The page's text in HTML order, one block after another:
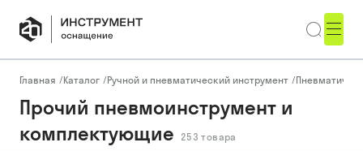
Главная /Каталог /Ручной и пневматический инструмент /
Прочий пневмоинструмент и
комплектующие
253 товара